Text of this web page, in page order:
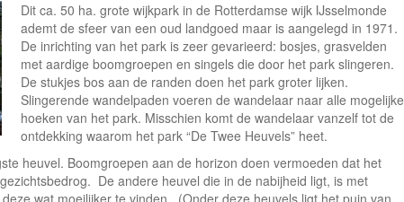
Dit ca. 50 ha. grote wijkpark in de Rotterdamse wijk IJsselmonde
ademt de sfeer van een oud landgoed maar is aangelegd in 1971.
De inrichting van het park is zeer gevarieerd: bosjes, grasvelden
met aardige boomgroepen en singels die door het park slingeren.
De stukjes bos aan de randen doen het park groter lijken.
Slingerende wandelpaden voeren de wandelaar naar alle mogelijke
hoeken van het park. Misschien komt de wandelaar vanzelf tot de
ontdekking waarom het park “De Twee Heuvels” heet.
heuvel. Boomgroepen aan de horizon doen vermoeden dat het
De andere heuvel die in de nabijheid ligt, is met
wat moeilijker te vinden. (Onder deze heuvels ligt het puin van